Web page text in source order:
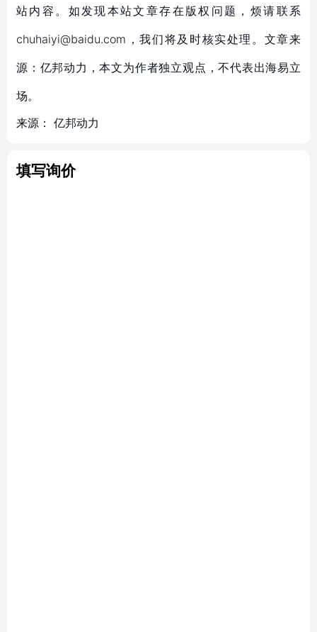
站内容。如发现本站文章存在版权问题，烦请联系
chuhaiyi@baidu.com，我们将及时核实处理。文章来
源：亿邦动力，本文为作者独立观点，不代表出海易立
场。
来源： 亿邦动力
填写询价